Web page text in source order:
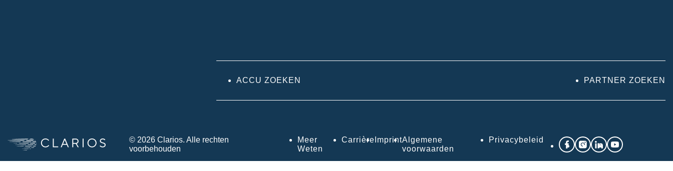
ACCU ZOEKEN PARTNER ZOEKEN
© 2026 Clarios. Alle rechten
voorbehouden
Meer
Weten
Carrière ImprintAlgemene
voorwaarden
Privacybeleid